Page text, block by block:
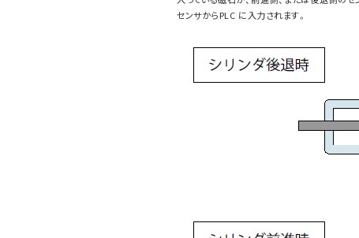
センサからPLC に入力されます。